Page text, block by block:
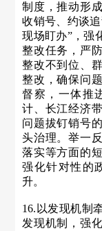
制度，推动形
收销号、约谈
现场盯办”，强
整改任务，严
整改不到位、
整改，确保问
督察，一体推
计、长江经济
问题拔钉销号
头治理。举一
落实等方面的
强化针对性的
升。
16.以发现机制
发现机制，强